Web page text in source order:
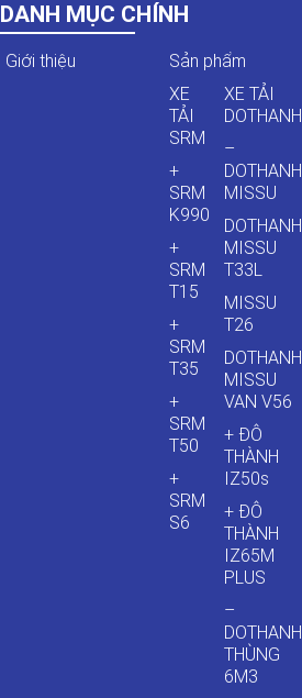
DANH MỤC CHÍNH
Giới thiệu
Sản phẩm
XE
TẢI
SRM
+
SRM
K990
+
SRM
T15
+
SRM
T35
+
SRM
T50
+
SRM
S6
XE TẢI
DOTHANH
–
DOTHANH
MISSU
DOTHANH
MISSU
T33L
MISSU
T26
DOTHANH
MISSU
VAN V56
+ ĐÔ
THÀNH
IZ50s
+ ĐÔ
THÀNH
IZ65M
PLUS
–
DOTHANH
THÙNG
6M3